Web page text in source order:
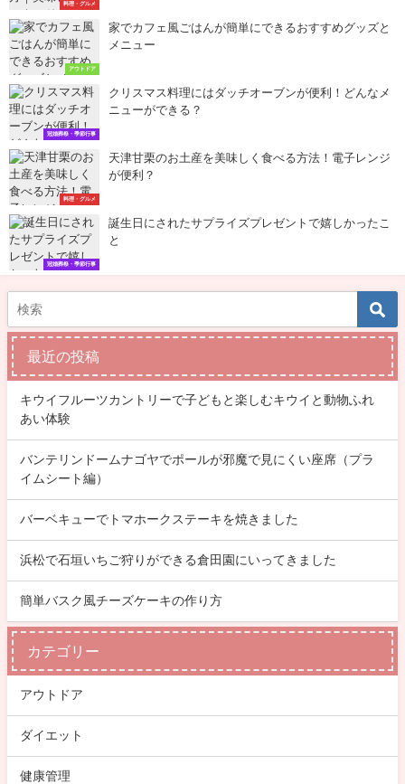
料理・グルメ
アウトドア
家でカフェ風ごはんが簡単にできるおすすめグッズと
メニュー
冠婚葬祭・季節行事
クリスマス料理にはダッチオーブンが便利！どんなメ
ニューができる？
料理・グルメ
天津甘栗のお土産を美味しく食べる方法！電子レンジ
が便利？
冠婚葬祭・季節行事
誕生日にされたサプライズプレゼントで嬉しかったこ
と
最近の投稿
キウイフルーツカントリーで子どもと楽しむキウイと動物ふれ
あい体験
バンテリンドームナゴヤでポールが邪魔で見にくい座席（プラ
イムシート編）
バーベキューでトマホークステーキを焼きました
浜松で石垣いちご狩りができる倉田園にいってきました
簡単バスク風チーズケーキの作り方
カテゴリー
アウトドア
ダイエット
健康管理